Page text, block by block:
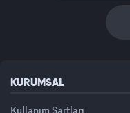
KURUMSAL
Kullanım Şartları